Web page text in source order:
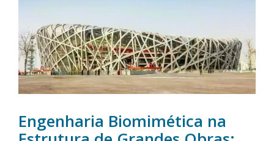
Engenharia Biomimética na